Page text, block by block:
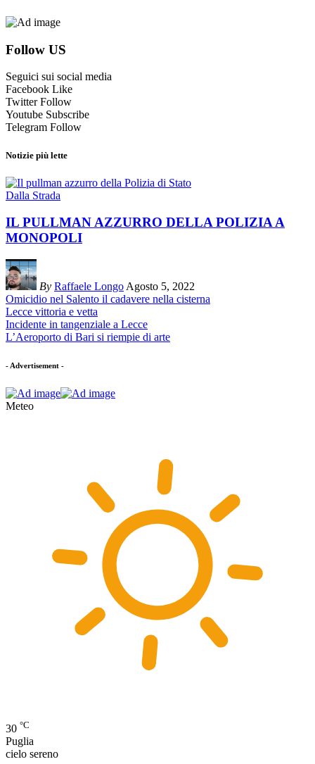
Follow US
Seguici sui social media
Facebook Like
Twitter Follow
Youtube Subscribe
Telegram Follow
Notizie più lette
Dalla Strada
IL PULLMAN AZZURRO DELLA POLIZIA A
MONOPOLI
By Raffaele Longo Agosto 5, 2022
Omicidio nel Salento il cadavere nella cisterna
Lecce vittoria e vetta
Incidente in tangenziale a Lecce
L’Aeroporto di Bari si riempie di arte
- Advertisement -
Meteo
30 °C
Puglia
cielo sereno